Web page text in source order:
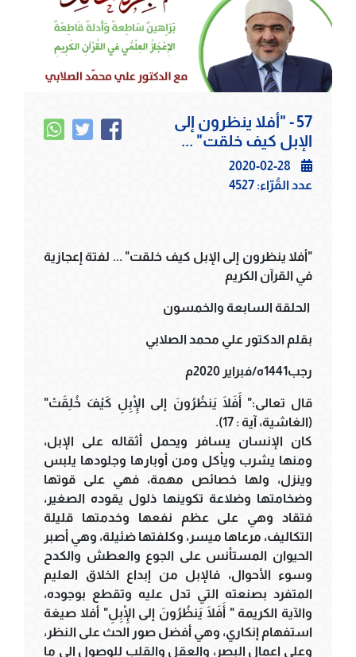
57 - "أفلا ينظرون إلى
الإبل كيف خلقت" ...
2020-02-28
عدد القُرّاء: 4527
"أفلا ينظرون إلى الإبل كيف خلقت" ... لفتة إعجازية
في القرآن الكريم
الحلقة السابعة والخمسون
بقلم الدكتور علي محمد الصلابي
رجب1441ه/فبراير 2020م
قال تعالى:" أَفَلَا يَنظُرُونَ إلى الْإِبِلِ كَيْفَ خُلِقَتْ"
(الغاشية، آية : 17).
كان الإنسان يسافر ويحمل أثقاله على الإبل،
ومنها يشرب ويأكل ومن أوبارها وجلودها يلبس
وينزل، ولها خصائص مهمة، فهي على قوتها
وضخامتها وضلاعة تكوينها ذلول يقوده الصغير،
فتقاد وهي على عظم نفعها وخدمتها قليلة
التكاليف، مرعاها ميسر، وكلفتها ضئيلة، وهي أصبر
الحيوان المستأنس على الجوع والعطش والكدح
وسوء الأحوال، فالإبل من إبداع الخلاق العليم
المتفرد بصنعته التي تدل عليه وتقطع بوجوده،
والآية الكريمة " أَفَلَا يَنظُرُونَ إلى الْإِبِلِ" أفلا صيغة
استفهام إنكاري، وهي أفضل صور الحث على النظر،
وعلى إعمال البصر، والعقل والقلب للوصول إلى ما